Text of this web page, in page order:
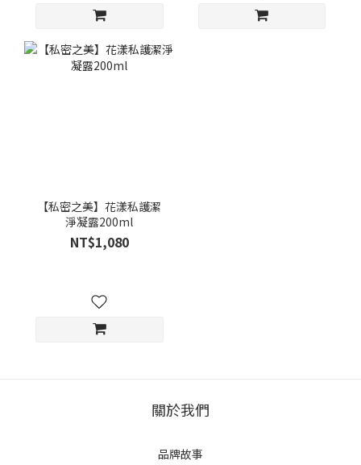
【私密之美】花漾私護潔
淨凝露200ml
NT$1,080
關於我們
品牌故事